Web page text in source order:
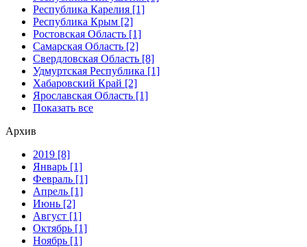
Республика Карелия [1]
Республика Крым [2]
Ростовская Область [1]
Самарская Область [2]
Свердловская Область [8]
Удмуртская Республика [1]
Хабаровский Край [2]
Ярославская Область [1]
Показать все
Архив
2019 [8]
Январь [1]
Февраль [1]
Апрель [1]
Июнь [2]
Август [1]
Октябрь [1]
Ноябрь [1]